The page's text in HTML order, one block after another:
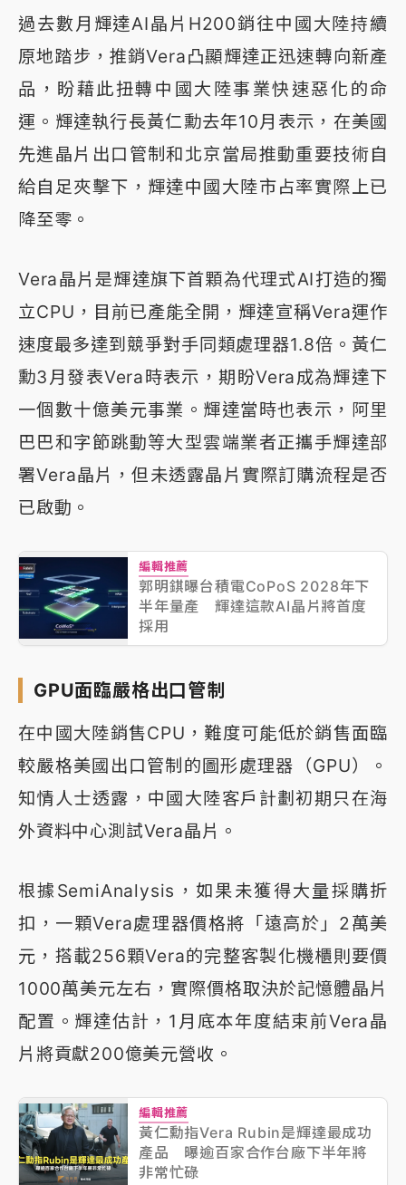
過去數月輝達AI晶片H200銷往中國大陸持續
原地踏步，推銷Vera凸顯輝達正迅速轉向新產
品，盼藉此扭轉中國大陸事業快速惡化的命
運。輝達執行長黃仁勳去年10月表示，在美國
先進晶片出口管制和北京當局推動重要技術自
給自足夾擊下，輝達中國大陸市占率實際上已
降至零。
Vera晶片是輝達旗下首顆為代理式AI打造的獨
立CPU，目前已產能全開，輝達宣稱Vera運作
速度最多達到競爭對手同類處理器1.8倍。黃仁
勳3月發表Vera時表示，期盼Vera成為輝達下
一個數十億美元事業。輝達當時也表示，阿里
巴巴和字節跳動等大型雲端業者正攜手輝達部
署Vera晶片，但未透露晶片實際訂購流程是否
已啟動。
編輯推薦
郭明錤曝台積電CoPoS 2028年下
半年量產 輝達這款AI晶片將首度
採用
GPU面臨嚴格出口管制
在中國大陸銷售CPU，難度可能低於銷售面臨
較嚴格美國出口管制的圖形處理器（GPU）。
知情人士透露，中國大陸客戶計劃初期只在海
外資料中心測試Vera晶片。
根據SemiAnalysis，如果未獲得大量採購折
扣，一顆Vera處理器價格將「遠高於」2萬美
元，搭載256顆Vera的完整客製化機櫃則要價
1000萬美元左右，實際價格取決於記憶體晶片
配置。輝達估計，1月底本年度結束前Vera晶
片將貢獻200億美元營收。
編輯推薦
黃仁勳指Vera Rubin是輝達最成功
產品 曝逾百家合作台廠下半年將
非常忙碌